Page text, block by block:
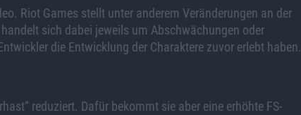
Riot Games stellt unter anderem Veränderungen an der
sich dabei jeweils um Abschwächungen oder
die Entwicklung der Charaktere zuvor erlebt haben.
reduziert. Dafür bekommt sie aber eine erhöhte FS-